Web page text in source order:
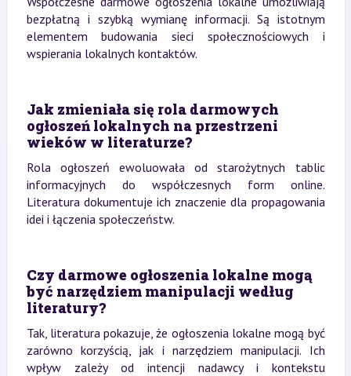
bezpłatną i szybką wymianę informacji. Są istotnym
elementem budowania sieci społecznościowych i
wspierania lokalnych kontaktów.
Jak zmieniała się rola darmowych
ogłoszeń lokalnych na przestrzeni
wieków w literaturze?
Rola ogłoszeń ewoluowała od starożytnych tablic
informacyjnych do współczesnych form online.
Literatura dokumentuje ich znaczenie dla propagowania
idei i łączenia społeczeństw.
Czy darmowe ogłoszenia lokalne mogą
być narzędziem manipulacji według
literatury?
Tak, literatura pokazuje, że ogłoszenia lokalne mogą być
zarówno korzyścią, jak i narzędziem manipulacji. Ich
wpływ zależy od intencji nadawcy i kontekstu